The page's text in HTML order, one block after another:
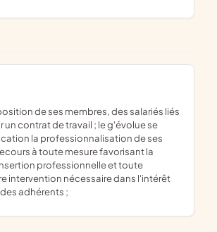
un contrat de travail ; le g'évolue se
la professionnalisation de ses
à toute mesure favorisant la
professionnelle et toute
intervention nécessaire dans l'intérêt
adhérents ;